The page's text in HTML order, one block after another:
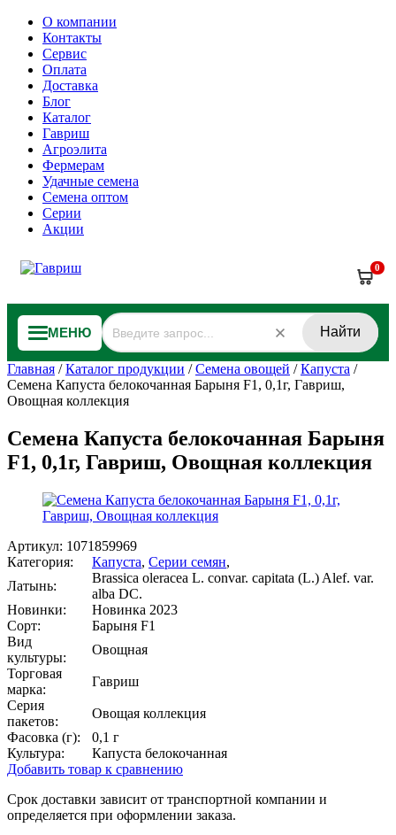
О компании
Контакты
Сервис
Оплата
Доставка
Блог
Каталог
Гавриш
Агроэлита
Фермерам
Удачные семена
Семена оптом
Серии
Акции
0
МЕНЮ Найти
Главная /Каталог продукции /Семена овощей /Капуста /
Семена Капуста белокочанная Барыня F1, 0,1г, Гавриш,
Овощная коллекция
Семена Капуста белокочанная Барыня
F1, 0,1г, Гавриш, Овощная коллекция
Артикул: 1071859969
Категория:
Капуста, Серии семян,
Латынь:
Brassica oleracea L. convar. capitata (L.) Alef. var.
alba DC.
Новинки:
Новинка 2023
Сорт:
Барыня F1
Вид
культуры:
Овощная
Торговая
марка:
Гавриш
Серия
пакетов:
Овощая коллекция
Фасовка (г):
0,1 г
Культура:
Капуста белокочанная
Добавить товар к сравнению
Срок доставки зависит от транспортной компании и
определяется при оформлении заказа.